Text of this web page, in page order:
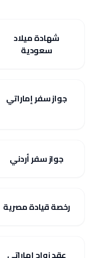
شهادة ميلاد
سعودية
جواز سفر إماراتي
جواز سفر أردني
رخصة قيادة مصرية
عقد زواج إماراتي